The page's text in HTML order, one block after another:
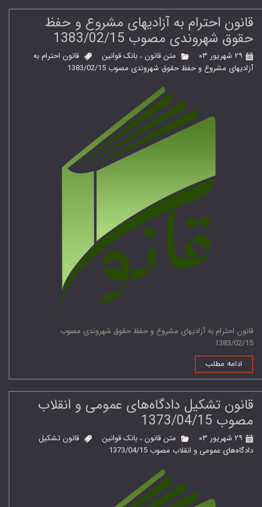
قانون احترام به آزادیهای مشروع و حفظ
حقوق شهروندی مصوب 1383/02/15
۲۹ شهریور ۰۳ متن قانون ، بانک قوانین
قانون احترام به
آزادیهای مشروع و حفظ حقوق شهروندی مصوب 1383/02/15
قانون احترام به آزادیهای مشروع و حفظ حقوق شهروندی مصوب
1383/02/15
ادامه مطلب
قانون تشکیل دادگاه‌های عمومی و انقلاب
مصوب 1373/04/15
۲۹ شهریور ۰۳ متن قانون ، بانک قوانین
قانون تشکیل
دادگاه‌های عمومی و انقلاب مصوب 1373/04/15